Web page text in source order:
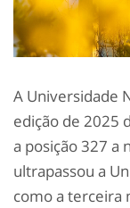
A Universidade
edição de 2025
a posição 327 a
ultrapassou a
como a terceira